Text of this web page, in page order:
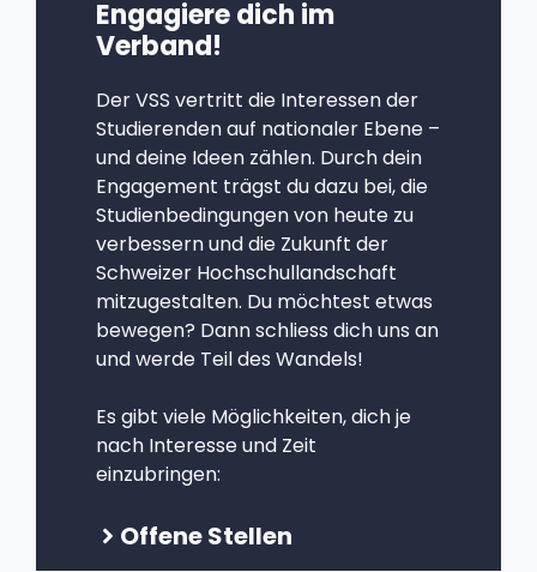
Engagiere dich im
Verband!
Der VSS vertritt die Interessen der
Studierenden auf nationaler Ebene –
und deine Ideen zählen. Durch dein
Engagement trägst du dazu bei, die
Studienbedingungen von heute zu
verbessern und die Zukunft der
Schweizer Hochschullandschaft
mitzugestalten. Du möchtest etwas
bewegen? Dann schliess dich uns an
und werde Teil des Wandels!
Es gibt viele Möglichkeiten, dich je
nach Interesse und Zeit
einzubringen:
Offene Stellen